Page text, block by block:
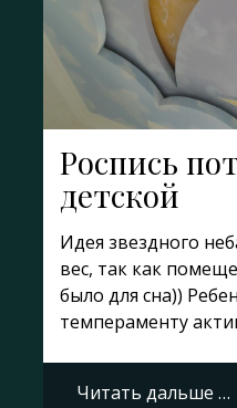
Роспись
детской
Идея звездного
вес, так как
было для сна))
темпераменту
Читать дальше …